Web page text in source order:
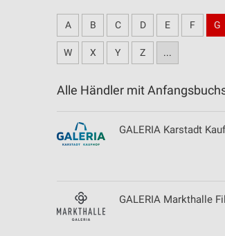
A B C D E F G
W X Y Z ...
Alle Händler mit
GALERIA Karstadt
GALERIA Markthalle